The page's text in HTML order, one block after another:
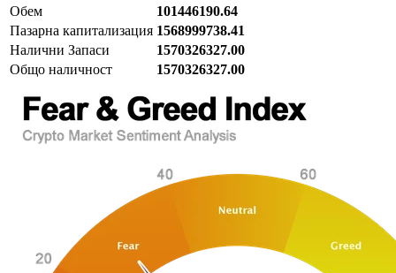
Обем
101446190.64
Пазарна капитализация 1568999738.41
Налични Запаси
1570326327.00
Общо наличност
1570326327.00